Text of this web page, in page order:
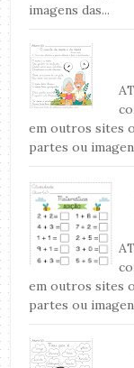
imagens das...
em outros sites
partes ou
em outros sites
partes ou